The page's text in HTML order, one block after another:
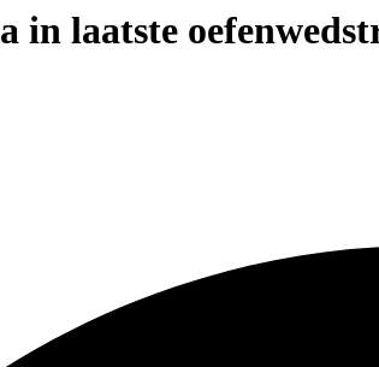
in laatste